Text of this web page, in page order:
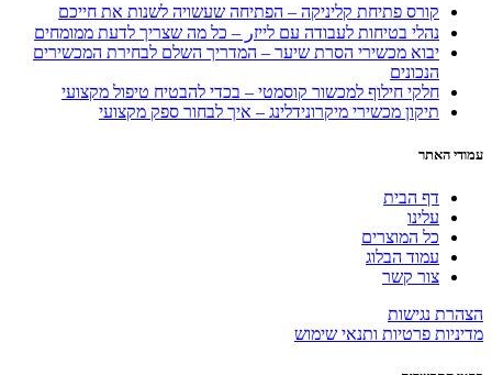
קורס פתיחת קליניקה – הפתיחה שעשויה לשנות את חייכם
נהלי בטיחות לעבודה עם לייזر – כל מה שצריך לדעת ממומחים
יבוא מכשירי הסרת שיער – המדריך השלם לבחירת המכשירים
הנכונים
חלקי חילוף למכשור קוסמטי – בכדי להבטיח טיפול מקצועי
תיקון מכשירי מיקרונידלינג – איך לבחור ספק מקצועי
עמודי האתר
דף הבית
עלינו
כל המוצרים
עמוד הבלוג
צור קשר
הצהרת נגישות
מדיניות פרטיות ותנאי שימוש